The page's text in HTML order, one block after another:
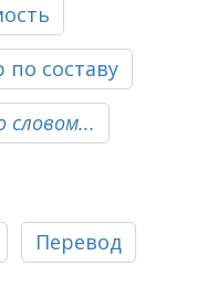
по составу
словом...
Перевод